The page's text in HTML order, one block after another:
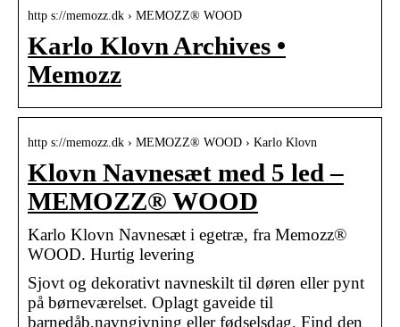
http s://memozz.dk › MEMOZZ® WOOD
Karlo Klovn Archives •
Memozz
http s://memozz.dk › MEMOZZ® WOOD › Karlo Klovn
Klovn Navnesæt med 5 led –
MEMOZZ® WOOD
Karlo Klovn Navnesæt i egetræ, fra Memozz®
WOOD. Hurtig levering
Sjovt og dekorativt navneskilt til døren eller pynt
på børneværelset. Oplagt gaveide til
barnedåb,navngivning eller fødselsdag. Find den